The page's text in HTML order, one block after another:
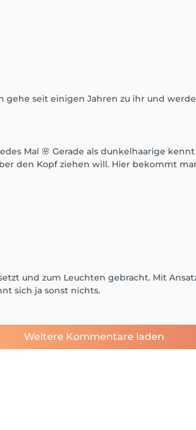
seit einigen Jahren zu ihr und
Mal 🌸 Gerade als dunkelhaarige
den Kopf ziehen will. Hier bekommt
und zum Leuchten gebracht. Mit
sich ja sonst nichts.
Weitere Kommentare laden